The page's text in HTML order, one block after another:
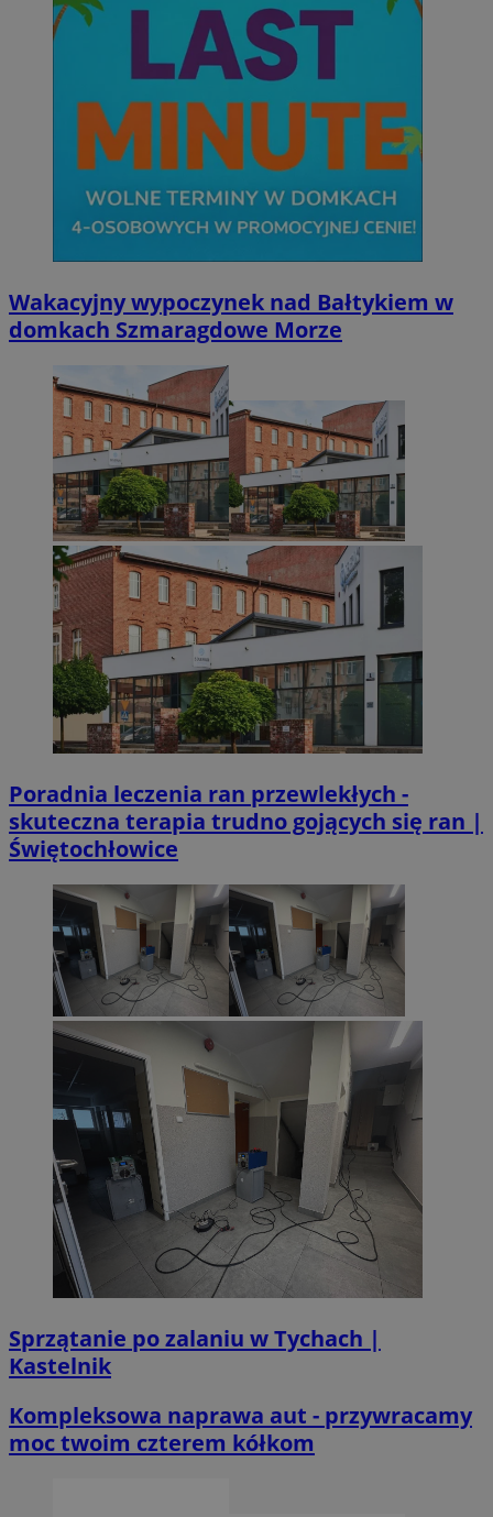
Wakacyjny wypoczynek nad Bałtykiem w
domkach Szmaragdowe Morze
Poradnia leczenia ran przewlekłych -
skuteczna terapia trudno gojących się ran |
Świętochłowice
Sprzątanie po zalaniu w Tychach |
Kastelnik
Kompleksowa naprawa aut - przywracamy
moc twoim czterem kółkom